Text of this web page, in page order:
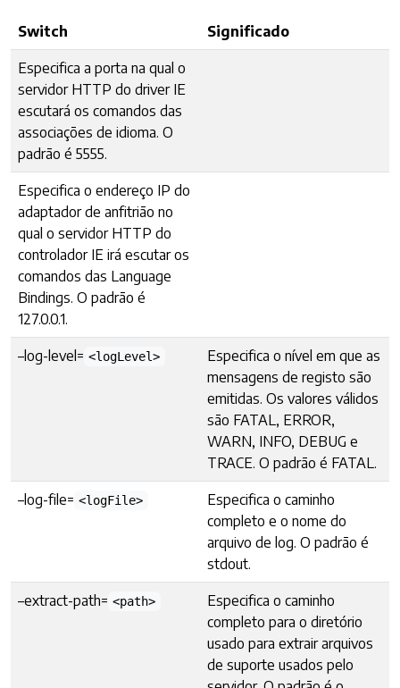
Switch Significado
Especifica a porta na qual o
servidor HTTP do driver IE
escutará os comandos das
associações de idioma. O
padrão é 5555.
Especifica o endereço IP do
adaptador de anfitrião no
qual o servidor HTTP do
controlador IE irá escutar os
comandos das Language
Bindings. O padrão é
127.0.0.1.
–log-level= <logLevel>
Especifica o nível em que as
mensagens de registo são
emitidas. Os valores válidos
são FATAL, ERROR,
WARN, INFO, DEBUG e
TRACE. O padrão é FATAL.
–log-file= <logFile>
Especifica o caminho
completo e o nome do
arquivo de log. O padrão é
stdout.
–extract-path= <path>
Especifica o caminho
completo para o diretório
usado para extrair arquivos
de suporte usados pelo